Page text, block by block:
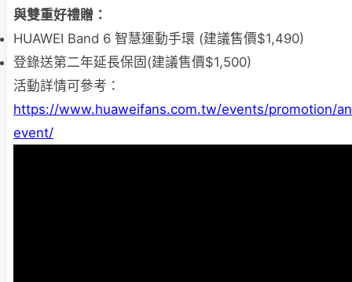
與雙重好禮贈：
HUAWEI Band 6 智慧運動手環 (建議售價$1,490)
登錄送第二年延長保固(建議售價$1,500)
活動詳情可參考：
https://www.huaweifans.com.tw/events/promotion/
event/